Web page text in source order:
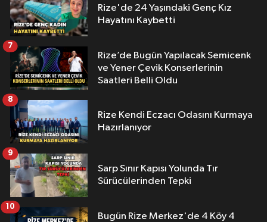
Rize'de 24 Yaşındaki Genç Kız
Hayatını Kaybetti
Rize’de Bugün Yapılacak Semicenk
ve Yener Çevik Konserlerinin
Saatleri Belli Oldu
7
Rize Kendi Eczacı Odasını Kurmaya
Hazırlanıyor
8
Sarp Sınır Kapısı Yolunda Tır
Sürücülerinden Tepki
9
Bugün Rize Merkez'de 4 Köy 4
10